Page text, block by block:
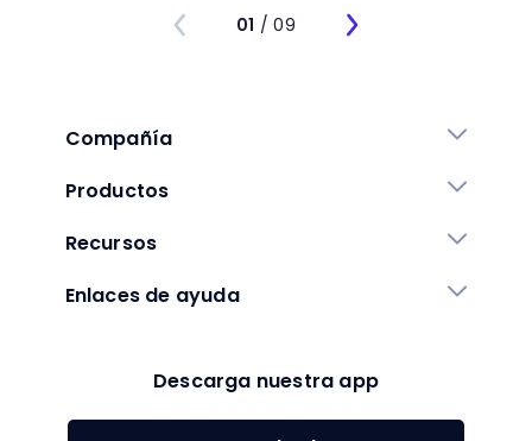
01 / 09
Compañía
Productos
Recursos
Enlaces de ayuda
Descarga nuestra app